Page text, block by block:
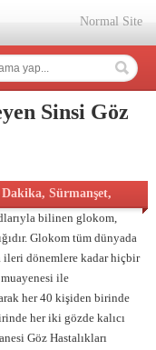
Normal Site
Sinsi Göz
Dakika, Sürmanşet,
bilinen glokom,
Glokom tüm dünyada
ileri dönemlere kadar hiçbir
ile
her 40 kişiden birinde
her iki gözde kalıcı
Göz Hastalıkları